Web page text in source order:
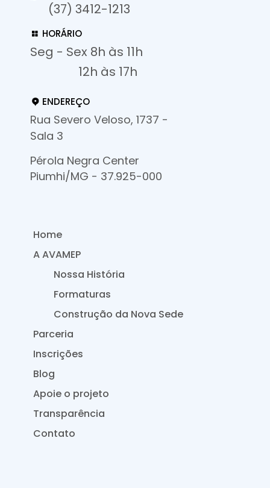
(37) 3412-1213
HORÁRIO
Seg - Sex 8h às 11h
12h às 17h
ENDEREÇO
Rua Severo Veloso, 1737 -
Sala 3
Pérola Negra Center
Piumhi/MG - 37.925-000
Home
A AVAMEP
Nossa História
Formaturas
Construção da Nova Sede
Parceria
Inscrições
Blog
Apoie o projeto
Transparência
Contato